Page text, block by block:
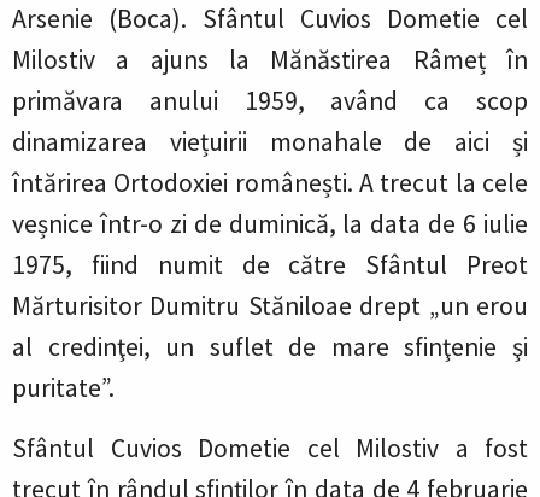
Arsenie (Boca). Sfântul Cuvios Dometie cel
Milostiv a ajuns la Mănăstirea Râmeț în
primăvara anului 1959, având ca scop
dinamizarea viețuirii monahale de aici și
întărirea Ortodoxiei românești. A trecut la cele
veșnice într-o zi de duminică, la data de 6 iulie
1975, fiind numit de către Sfântul Preot
Mărturisitor Dumitru Stăniloae drept „un erou
al credinţei, un suflet de mare sfinţenie şi
puritate”.
Sfântul Cuvios Dometie cel Milostiv a fost
trecut în rândul sfinților în data de 4 februarie